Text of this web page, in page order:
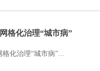
格化治理“城市病”
格化治理“城市病”...